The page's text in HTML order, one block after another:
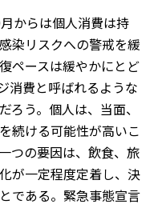
からは個人消費は持
染リスクへの警戒を緩
ペースは緩やかにとど
消費と呼ばれるような
ろう。個人は、当面、
続ける可能性が高いこ
つの要因は、飲食、旅
が一定程度定着し、決
である。緊急事態宣言